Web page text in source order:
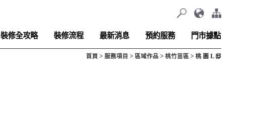
裝修全攻略 裝修流程 最新消息 預約服務 門市據點
首頁 服務項目 區域作品 桃竹苗區 桃 園 L 邸